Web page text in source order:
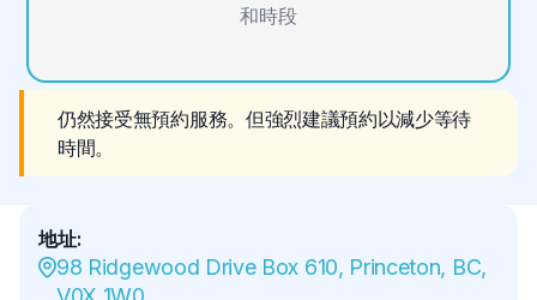
和時段
仍然接受無預約服務。但強烈建議預約以減少等待
時間。
地址:
98 Ridgewood Drive Box 610, Princeton, BC,